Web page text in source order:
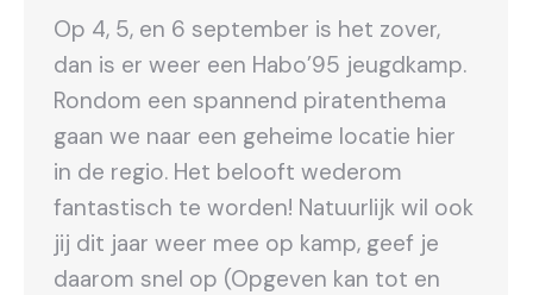
Op 4, 5, en 6 september is het zover,
dan is er weer een Habo’95 jeugdkamp.
Rondom een spannend piratenthema
gaan we naar een geheime locatie hier
in de regio. Het belooft wederom
fantastisch te worden! Natuurlijk wil ook
jij dit jaar weer mee op kamp, geef je
daarom snel op (Opgeven kan tot en